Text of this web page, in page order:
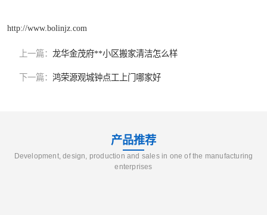
http://www.bolinjz.com
上一篇： 龙华金茂府**小区搬家清洁怎么样
下一篇： 鸿荣源观城钟点工上门哪家好
产品推荐
Development, design, production and sales in one of the manufacturing
enterprises